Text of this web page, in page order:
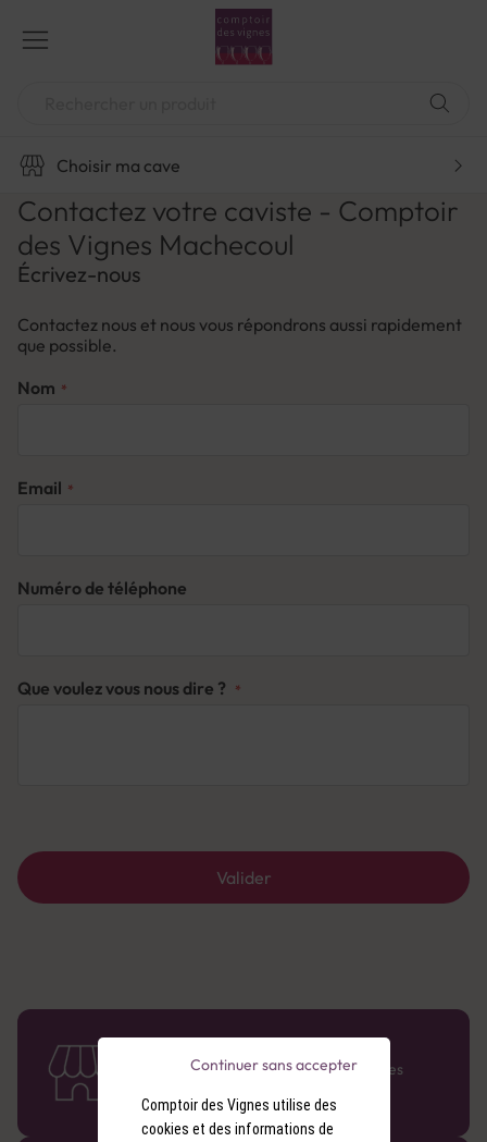
contenu
Choisir ma cave
Contactez votre caviste - Comptoir
des Vignes Machecoul
Écrivez-nous
Contactez nous et nous vous répondrons aussi rapidement
que possible.
Nom
Email
Numéro de téléphone
Que voulez vous nous dire ?
Valider
58 caves en France
Retrouvez le réseau Comptoir des Vignes
Comptoir des Vignes utilise des
cookies et des informations de
Continuer sans accepter